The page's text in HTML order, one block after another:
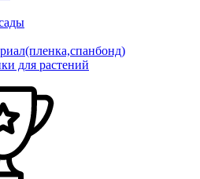
для растений